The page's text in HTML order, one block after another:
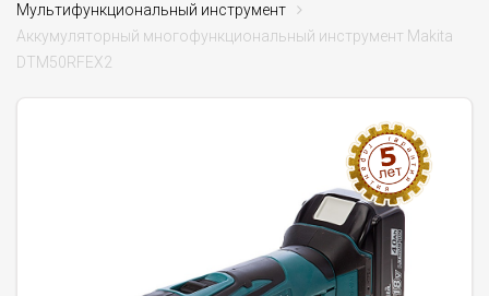
Мультифункциональный инструмент
Аккумуляторный многофункциональный инструмент Makita
DTM50RFEX2